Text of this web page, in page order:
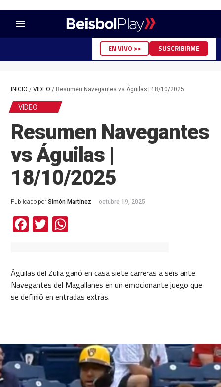
menu
EN VIVO >> SUSCRIBIRME
INICIO / VIDEO / Resumen Navegantes vs Águilas | 18/10/2025
VIDEO
Resumen Navegantes
vs Águilas |
18/10/2025
Publicado por Simón Martínez octubre 19, 2025
Facebook
TwitterWhatsApp
Águilas del Zulia ganó en casa siete carreras a seis ante
Navegantes del Magallanes en un emocionante juego que
se definió en entradas extras.